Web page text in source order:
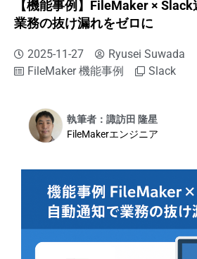
【機能事例】FileMaker ×
業務の抜け漏れをゼロに
2025-11-27
Ryusei Suwada
FileMaker 機能事例
Slack
執筆者：諏訪田 隆星
FileMakerエンジニア